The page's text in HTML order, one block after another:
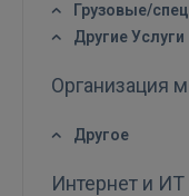
Грузовые/
Другие Услуги
Организация
Другое
Интернет и ИТ